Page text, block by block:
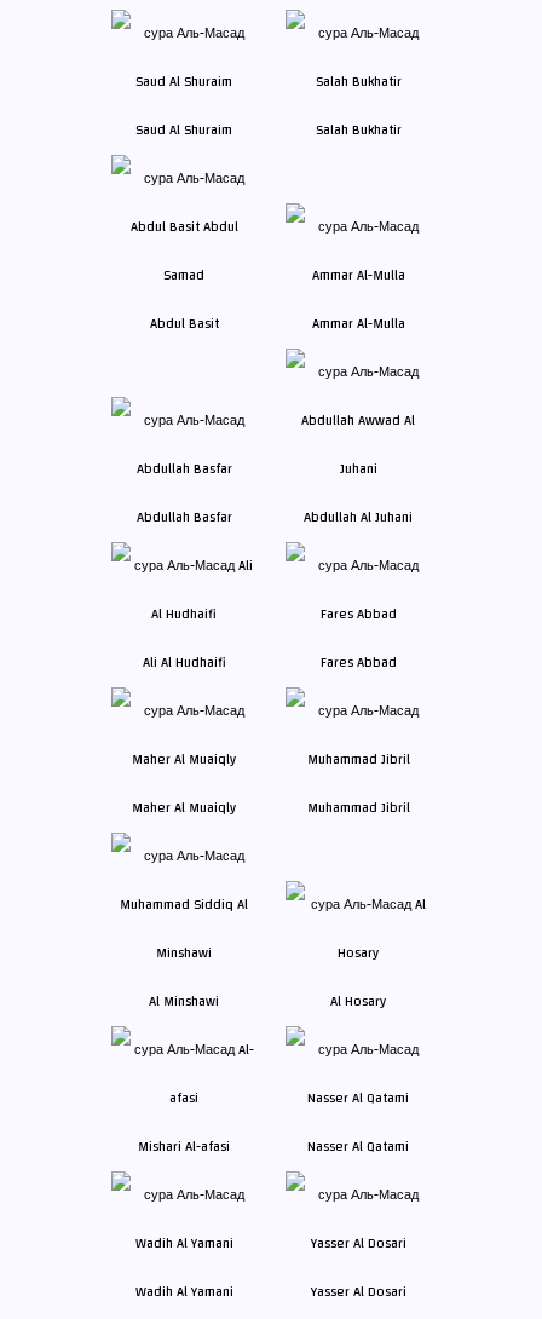
Saud Al Shuraim Salah Bukhatir
Abdul Basit Ammar Al-Mulla
Abdullah Basfar Abdullah Al Juhani
Ali Al Hudhaifi Fares Abbad
Maher Al Muaiqly Muhammad Jibril
Al Minshawi Al Hosary
Mishari Al-afasi Nasser Al Qatami
Wadih Al Yamani Yasser Al Dosari